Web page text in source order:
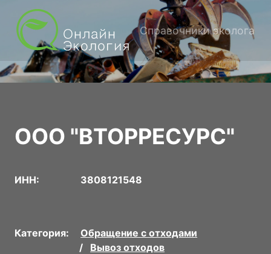
Справочники эколога
ООО "ВТОРРЕСУРС"
ИНН: 3808121548
Категория:
Обращение с отходами
Вывоз отходов